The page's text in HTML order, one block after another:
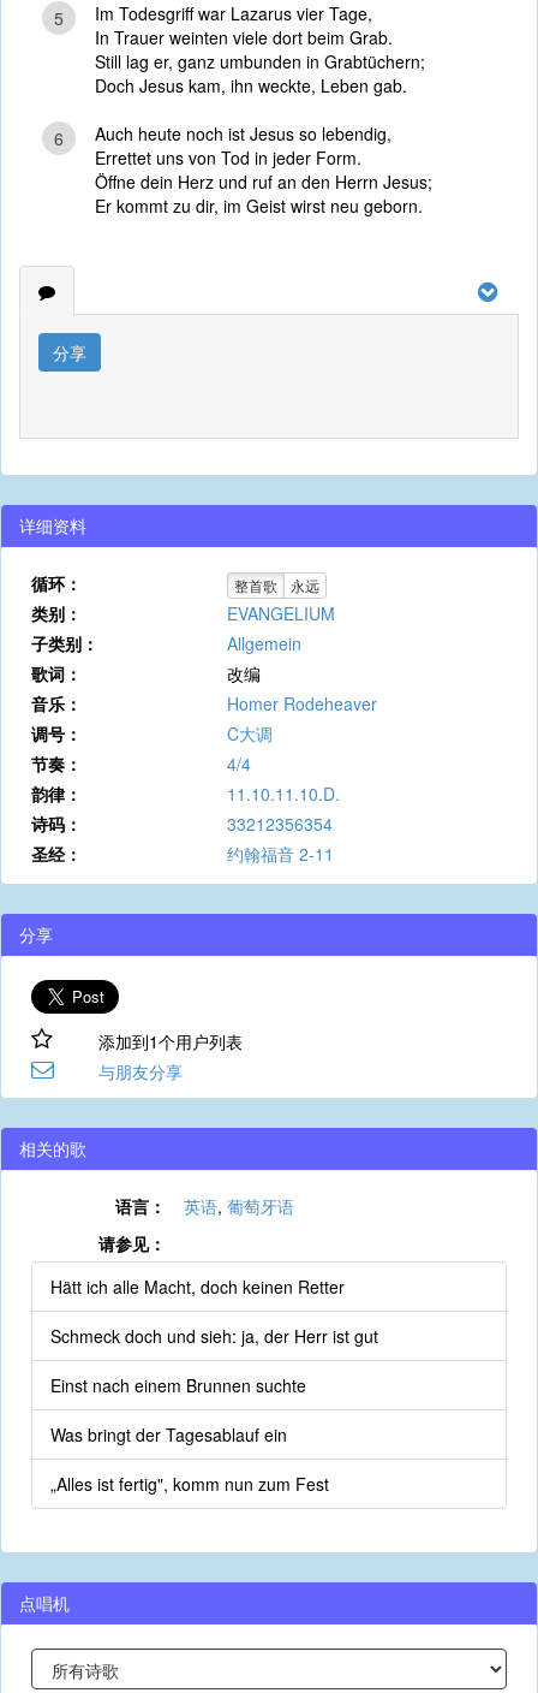
5
Im Todesgriff war Lazarus vier Tage,
In Trauer weinten viele dort beim Grab.
Still lag er, ganz umbunden in Grabtüchern;
Doch Jesus kam, ihn weckte, Leben gab.
6
Auch heute noch ist Jesus so lebendig,
Errettet uns von Tod in jeder Form.
Öffne dein Herz und ruf an den Herrn Jesus;
Er kommt zu dir, im Geist wirst neu geborn.
分享
详细资料
循环： 整首歌 永远
类别：
EVANGELIUM
子类别：
Allgemein
歌词：
改编
音乐：
Homer Rodeheaver
调号：
C大调
节奏：
4/4
韵律：
11.10.11.10.D.
诗码：
33212356354
圣经：
约翰福音 2-11
分享
添加到1个用户列表
与朋友分享
相关的歌
语言： 英语, 葡萄牙语
请参见：
Hätt ich alle Macht, doch keinen Retter
Schmeck doch und sieh: ja, der Herr ist gut
Einst nach einem Brunnen suchte
Was bringt der Tagesablauf ein
„Alles ist fertig", komm nun zum Fest
点唱机